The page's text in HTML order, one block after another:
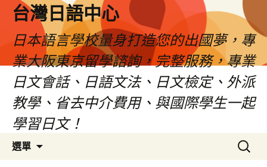
台灣日語中心
日本語言學校量身打造您的出國夢，專
業大阪東京留學諮詢，完整服務，專業
日文會話、日語文法、日文檢定、外派
教學、省去中介費用、與國際學生一起
學習日文！
選單
搜
尋